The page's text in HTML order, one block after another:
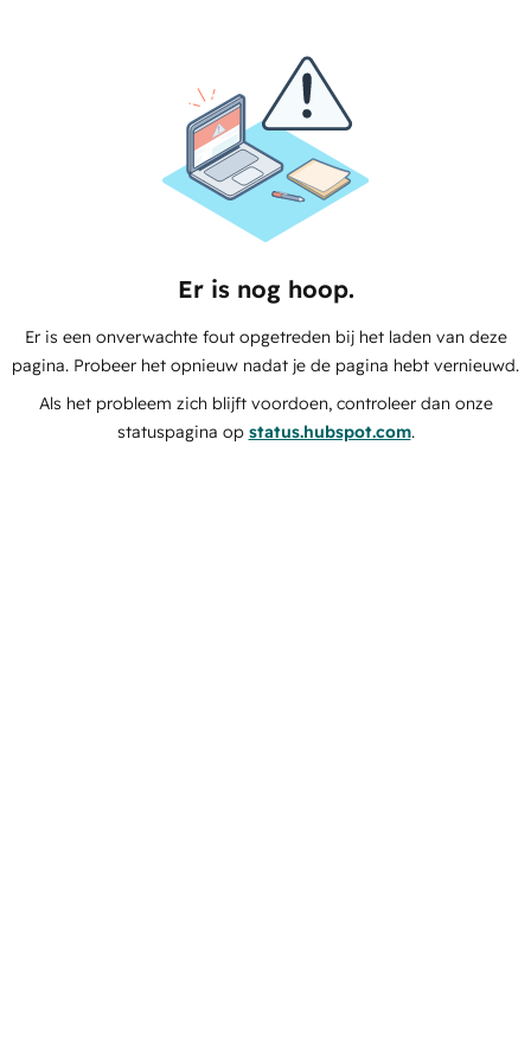
Er is nog hoop.
Er is een onverwachte fout opgetreden bij het laden van deze
pagina. Probeer het opnieuw nadat je de pagina hebt vernieuwd.
Als het probleem zich blijft voordoen, controleer dan onze
statuspagina op status.hubspot.com.